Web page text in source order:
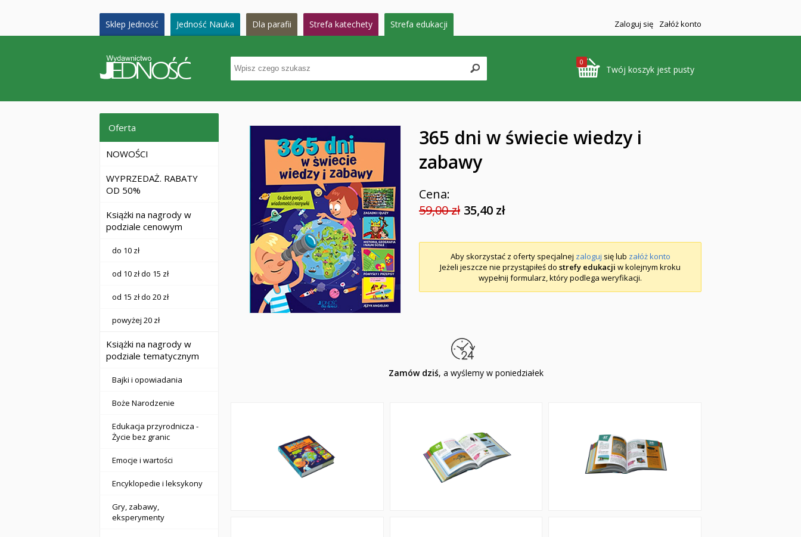
Sklep Jedność Jedność Nauka Dla parafii Strefa katechety Strefa edukacji Zaloguj się Załóż konto
0
Twój koszyk jest pusty
Oferta
NOWOŚCI
WYPRZEDAŻ. RABATY
OD 50%
Książki na nagrody w
podziale cenowym
do 10 zł
od 10 zł do 15 zł
od 15 zł do 20 zł
powyżej 20 zł
Książki na nagrody w
podziale tematycznym
Bajki i opowiadania
Boże Narodzenie
Edukacja przyrodnicza -
Życie bez granic
Emocje i wartości
Encyklopedie i leksykony
Gry, zabawy,
eksperymenty
365 dni w świecie wiedzy i
zabawy
Cena:
59,00 zł 35,40 zł
Aby skorzystać z oferty specjalnej zaloguj się lub załóż konto
Jeżeli jeszcze nie przystąpiłeś do strefy edukacji w kolejnym kroku
wypełnij formularz, który podlega weryfikacji.
Zamów dziś, a wyślemy w poniedziałek